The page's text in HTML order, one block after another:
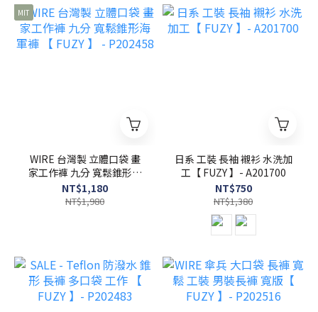
MIT
WIRE 台灣製 立體口袋 畫
家工作褲 九分 寬鬆錐形海
軍褲 【 FUZY 】 - P202458
NT$1,180
NT$1,980
日系 工裝 長袖 襯衫 水洗加
工【 FUZY 】- A201700
NT$750
NT$1,380